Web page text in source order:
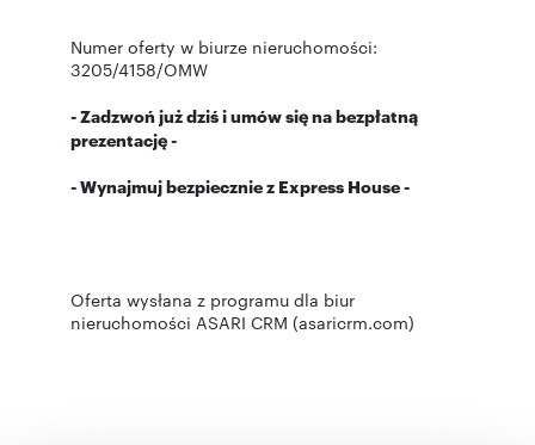
Numer oferty w biurze nieruchomości:
3205/4158/OMW
- Zadzwoń już dziś i umów się na bezpłatną
prezentację -
- Wynajmuj bezpiecznie z Express House -
Oferta wysłana z programu dla biur
nieruchomości ASARI CRM (asaricrm.com)